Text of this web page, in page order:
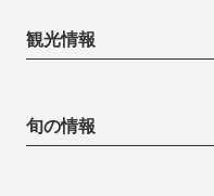
観光情報
旬の情報